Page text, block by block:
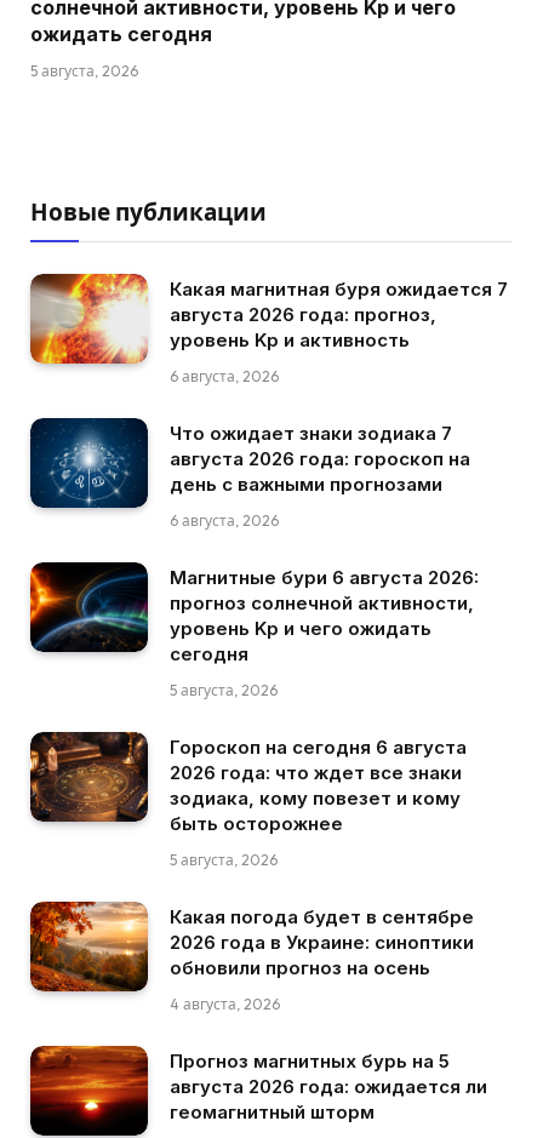
солнечной активности, уровень Kp и чего
ожидать сегодня
5 августа, 2026
Новые публикации
Какая магнитная буря ожидается 7
августа 2026 года: прогноз,
уровень Kp и активность
6 августа, 2026
Что ожидает знаки зодиака 7
августа 2026 года: гороскоп на
день с важными прогнозами
6 августа, 2026
Магнитные бури 6 августа 2026:
прогноз солнечной активности,
уровень Kp и чего ожидать
сегодня
5 августа, 2026
Гороскоп на сегодня 6 августа
2026 года: что ждет все знаки
зодиака, кому повезет и кому
быть осторожнее
5 августа, 2026
Какая погода будет в сентябре
2026 года в Украине: синоптики
обновили прогноз на осень
4 августа, 2026
Прогноз магнитных бурь на 5
августа 2026 года: ожидается ли
геомагнитный шторм